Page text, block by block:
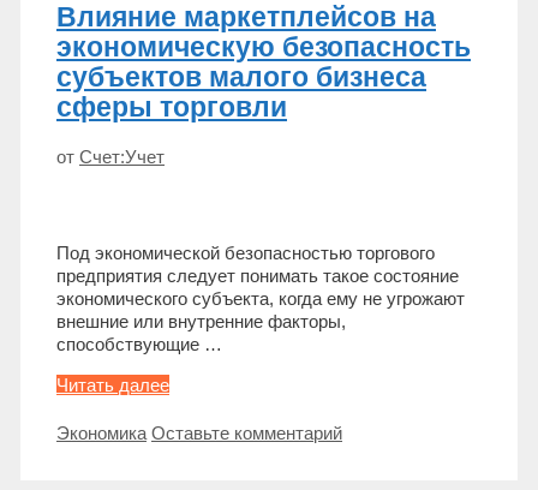
Влияние маркетплейсов на
экономическую безопасность
субъектов малого бизнеса
сферы торговли
от Счет:Учет
Под экономической безопасностью торгового
предприятия следует понимать такое состояние
экономического субъекта, когда ему не угрожают
внешние или внутренние факторы,
способствующие …
Читать далееВлияние
на
Метки
Экономика Оставьте комментарий